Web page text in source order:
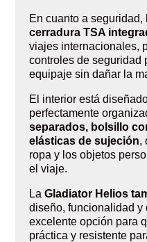
En cuanto a
cerradura TSA
viajes internacionales,
controles de seguridad
equipaje sin dañar la
El interior está
perfectamente
separados, bolsillo
elásticas de sujeción,
ropa y los objetos
el viaje.
LaGladiator Helios
diseño, funcionalidad
excelente opción para
práctica y resistente